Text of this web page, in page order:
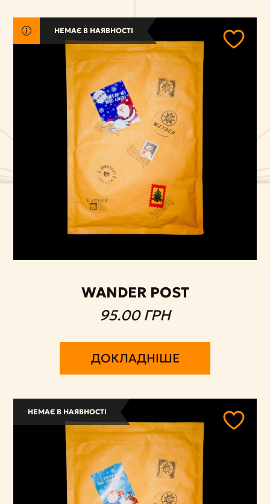
НЕМАЄ В НАЯВНОСТІ
WANDER POST
95.00 ГРН
ДОКЛАДНІШЕ
НЕМАЄ В НАЯВНОСТІ